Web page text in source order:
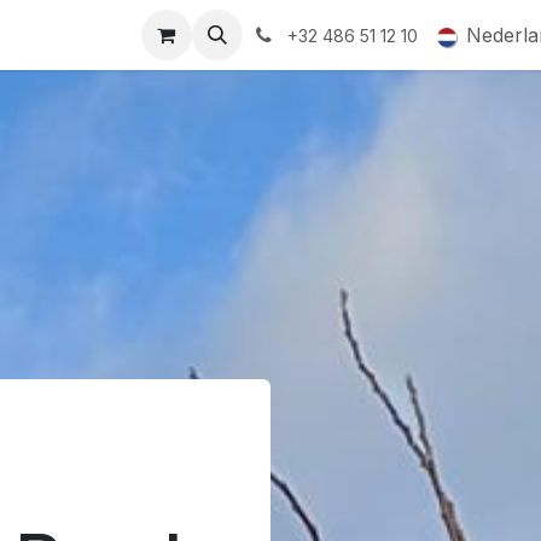
QR-labels Leifruit Subsidiedossiers
+32 486 51 12 10